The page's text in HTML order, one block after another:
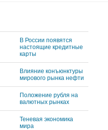
В России появятся
настоящие кредитные
карты
Влияние конъюнктуры
мирового рынка нефти
Положение рубля на
валютных рынках
Теневая экономика
мира